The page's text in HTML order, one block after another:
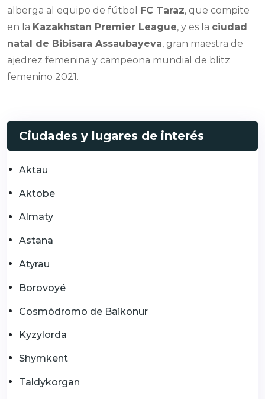
alberga al equipo de fútbol FC Taraz, que compite
en la Kazakhstan Premier League, y es la ciudad
natal de Bibisara Assaubayeva, gran maestra de
ajedrez femenina y campeona mundial de blitz
femenino 2021.
Ciudades y lugares de interés
Aktau
Aktobe
Almaty
Astana
Atyrau
Borovoyé
Cosmódromo de Baikonur
Kyzylorda
Shymkent
Taldykorgan